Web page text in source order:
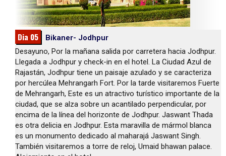
Dia 05
Bikaner- Jodhpur
Desayuno, Por la mañana salida por carretera hacia Jodhpur.
Llegada a Jodhpur y check-in en el hotel. La Ciudad Azul de
Rajastán, Jodhpur tiene un paisaje azulado y se caracteriza
por hercúlea Mehrangarh Fort. Por la tarde visitaremos Fuerte
de Mehrangarh, Este es un atractivo turístico importante de la
ciudad, que se alza sobre un acantilado perpendicular, por
encima de la línea del horizonte de Jodhpur. Jaswant Thada
es otra delicia en Jodhpur. Esta maravilla de mármol blanca
es un monumento dedicado al maharajá Jaswant Singh.
También visitaremos a torre de reloj, Umaid bhawan palace.